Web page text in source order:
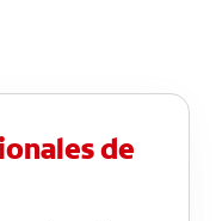
de